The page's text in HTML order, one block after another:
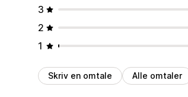
3
2
1
Skriv en omtale Alle omtaler